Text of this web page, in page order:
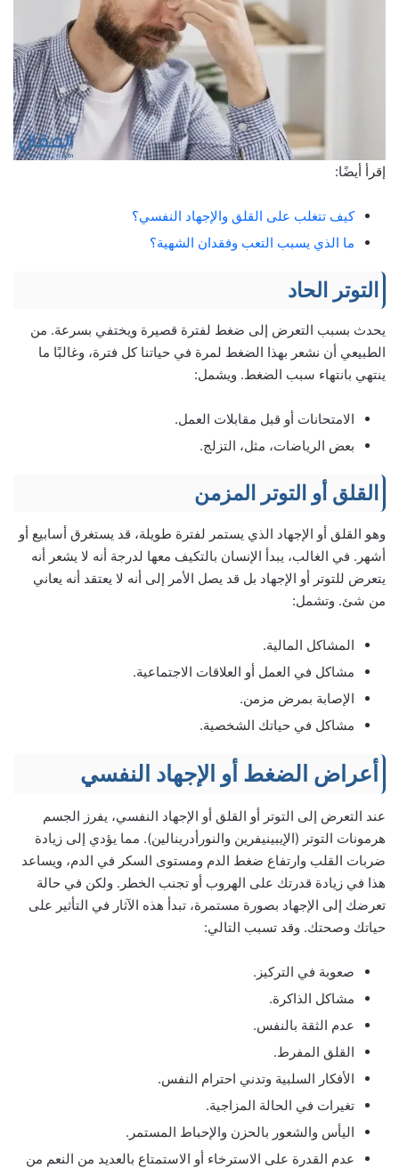
إقرأ أيضًا:
كيف تتغلب على القلق والإجهاد النفسي؟
ما الذي يسبب التعب وفقدان الشهية؟
التوتر الحاد
يحدث بسبب التعرض إلى ضغط لفترة قصيرة ويختفي بسرعة. من
الطبيعي أن نشعر بهذا الضغط لمرة في حياتنا كل فترة، وغالبًا ما
ينتهي بانتهاء سبب الضغط. ويشمل:
الامتحانات أو قبل مقابلات العمل.
بعض الرياضات، مثل، التزلج.
القلق أو التوتر المزمن
وهو القلق أو الإجهاد الذي يستمر لفترة طويلة، قد يستغرق أسابيع أو
أشهر. في الغالب، يبدأ الإنسان بالتكيف معها لدرجة أنه لا يشعر أنه
يتعرض للتوتر أو الإجهاد بل قد يصل الأمر إلى أنه لا يعتقد أنه يعاني
من شئ. وتشمل:
المشاكل المالية.
مشاكل في العمل أو العلاقات الاجتماعية.
الإصابة بمرض مزمن.
مشاكل في حياتك الشخصية.
أعراض الضغط أو الإجهاد النفسي
عند التعرض إلى التوتر أو القلق أو الإجهاد النفسي، يفرز الجسم
هرمونات التوتر (الإيبينيفرين والنورأدرينالين). مما يؤدي إلى زيادة
ضربات القلب وارتفاع ضغط الدم ومستوى السكر في الدم، ويساعد
هذا في زيادة قدرتك على الهروب أو تجنب الخطر. ولكن في حالة
تعرضك إلى الإجهاد بصورة مستمرة، تبدأ هذه الآثار في التأثير على
حياتك وصحتك. وقد تسبب التالي:
صعوبة في التركيز.
مشاكل الذاكرة.
عدم الثقة بالنفس.
القلق المفرط.
الأفكار السلبية وتدني احترام النفس.
تغيرات في الحالة المزاجية.
اليأس والشعور بالحزن والإحباط المستمر.
عدم القدرة على الاسترخاء أو الاستمتاع بالعديد من النعم من